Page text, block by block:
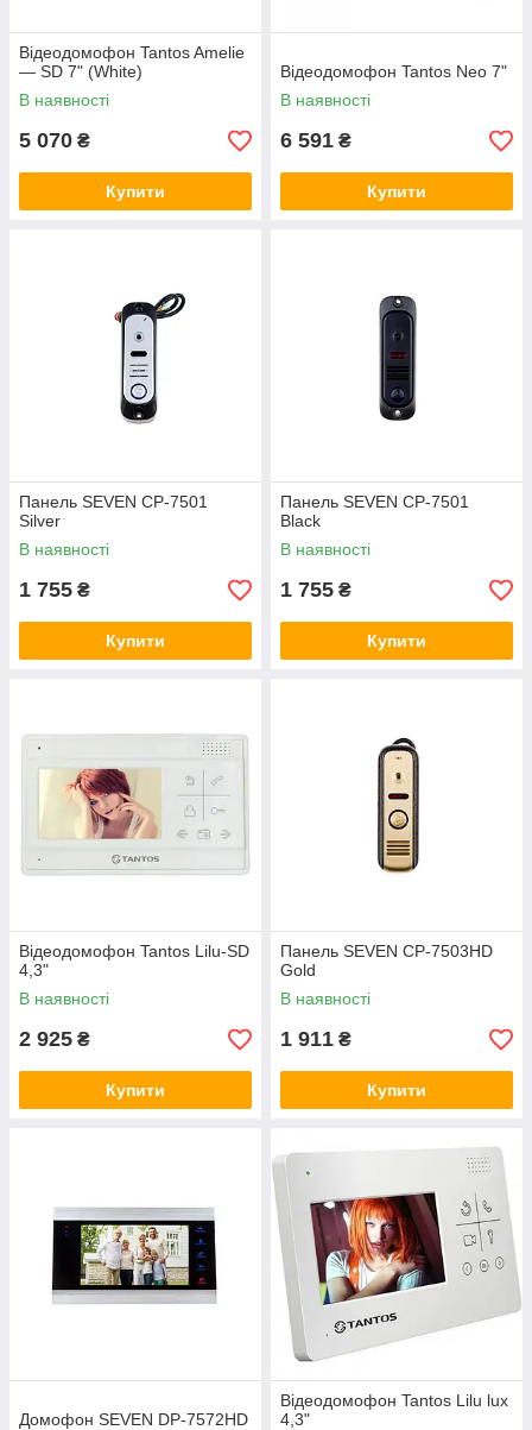
аудиодомофоны;
вызывные панели домофона.
более сложные с качественными цветными экранами,
блоком памяти для хранения архива посетителей и другими
полезными возможностями.
На все модели предоставляется гарантия до 5 лет. При
покупке мы предлагаем широкий выбор вариантов доставки
Купуйте домофони у нас – зробіть свій будинок безпечним!
Відеодомофон Tantos Amelie
— SD 7" (White)
В наявності
5 070 ₴
Купити
Відеодомофон Tantos Neo 7"
В наявності
6 591 ₴
Купити
Панель SEVEN CP-7501
Silver
В наявності
1 755 ₴
Купити
Панель SEVEN CP-7501
Black
В наявності
1 755 ₴
Купити
Відеодомофон Tantos Lilu-SD
4,3"
В наявності
2 925 ₴
Купити
Панель SEVEN CP-7503HD
Gold
В наявності
1 911 ₴
Купити
Домофон SEVEN DP-7572HD
Відеодомофон Tantos Lilu lux
4,3"